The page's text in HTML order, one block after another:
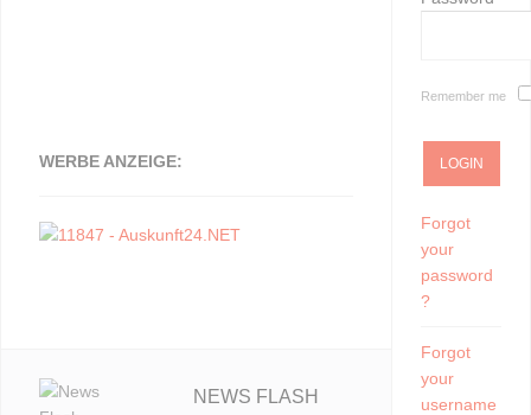
WERBE ANZEIGE:
NEWS FLASH
Remember me
Forgot
your
password
?
Forgot
your
username